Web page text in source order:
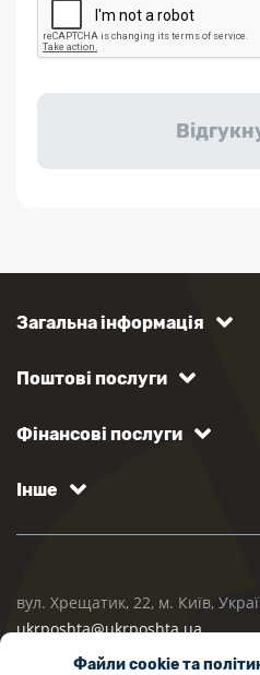
Файли cookie та
Загальна інформація
Поштові послуги
Фінансові послуги
Інше
вул. Хрещатик, 22, м. Київ,
ukrposhta@ukrposhta.ua